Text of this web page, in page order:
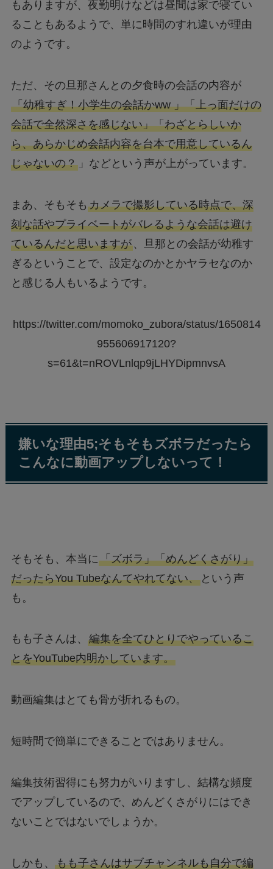
もありますが、夜勤明けなどは昼間は家で寝てい
ることもあるようで、単に時間のすれ違いが理由
のようです。
ただ、その旦那さんとの夕食時の会話の内容が
「幼稚すぎ！小学生の会話かww 」「上っ面だけの
会話で全然深さを感じない」「わざとらしいか
ら、あらかじめ会話内容を台本で用意しているん
じゃないの？」などという声が上がっています。
まあ、そもそも カメラで撮影している時点で、深
刻な話やプライベートがバレるような会話は避け
ているんだと思いますが、旦那との会話が幼稚す
ぎるということで、設定なのかとかヤラセなのか
と感じる人もいるようです。
https://twitter.com/momoko_zubora/status/1650814
955606917120?
s=61&t=nROVLnlqp9jLHYDipmnvsA
嫌いな理由5;そもそもズボラだったら
こんなに動画アップしないって！
そもそも、本当に「ズボラ」「めんどくさがり」
だったらYou Tubeなんてやれてない、という声
も。
もも子さんは、 編集を全てひとりでやっているこ
とをYouTube内明かしています。
動画編集はとても骨が折れるもの。
短時間で簡単にできることではありません。
編集技術習得にも努力がいりますし、結構な頻度
でアップしているので、めんどくさがりにはでき
ないことではないでしょうか。
しかも、 もも子さんはサブチャンネルも自分で編